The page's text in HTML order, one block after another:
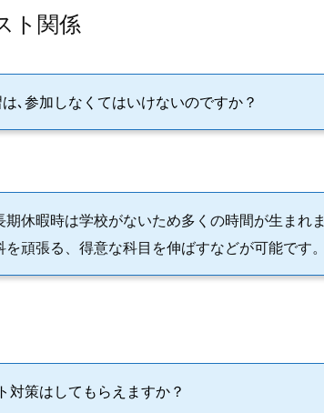
ト関係
､参加しなくてはいけないのですか？
休暇時は学校がないため多くの時間が生まれま
頑張る、得意な科目を伸ばすなどが可能です。
対策はしてもらえますか？